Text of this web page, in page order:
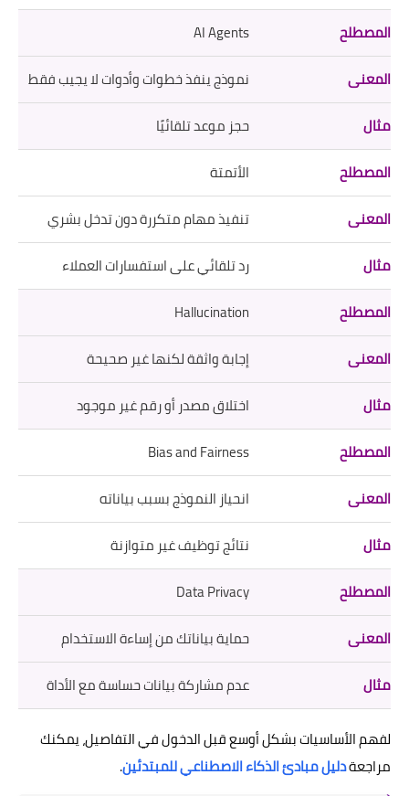
AI Agents
نموذج ينفذ خطوات وأدوات لا يجيب فقط
حجز موعد تلقائيًا
الأتمتة
تنفيذ مهام متكررة دون تدخل بشري
رد تلقائي على استفسارات العملاء
Hallucination
إجابة واثقة لكنها غير صحيحة
اختلاق مصدر أو رقم غير موجود
Bias and Fairness
انحياز النموذج بسبب بياناته
نتائج توظيف غير متوازنة
Data Privacy
حماية بياناتك من إساءة الاستخدام
عدم مشاركة بيانات حساسة مع الأداة
لفهم الأساسيات بشكل أوسع قبل الدخول في التفاصيل، يمكنك
مراجعةدليل مبادئ الذكاء الاصطناعي للمبتدئين.